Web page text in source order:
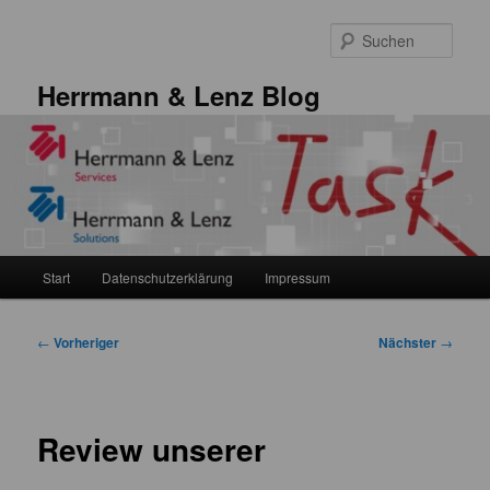
Herrmann & Lenz Blog
Start Datenschutzerklärung Impressum
Beitragsnavigation
← Vorheriger Nächster →
Review unserer